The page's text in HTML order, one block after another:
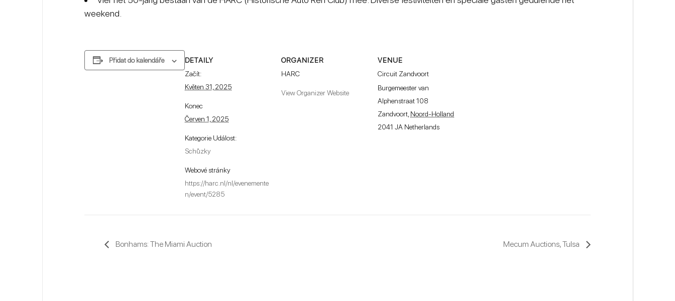
weekend.
Přidat do kalendáře
DETAILY
Začít:
Květen 31, 2025
Konec
Červen 1, 2025
Kategorie Událost:
Schůzky
Webové stránky
https://harc.nl/nl/evenemente
n/event/5285
ORGANIZER
HARC
View Organizer Website
VENUE
Circuit Zandvoort
Burgemeester van
Alphenstraat 108
Zandvoort Noord-Holland
2041 JA Netherlands
Bonhams: The Miami Auction Mecum Auctions, Tulsa